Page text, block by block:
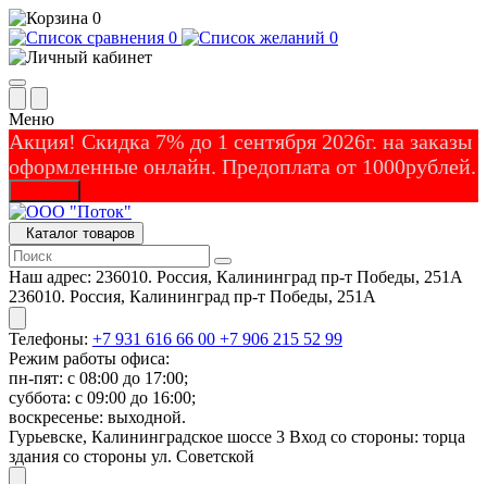
0
0
0
Меню
Акция! Скидка 7% до 1 сентября 2026г. на заказы
оформленные онлайн. Предоплата от 1000рублей.
Каталог товаров
Наш адрес: 236010. Россия, Калининград пр-т Победы, 251А
236010. Россия, Калининград пр-т Победы, 251А
Телефоны: +7 931 616 66 00 +7 906 215 52 99
Режим работы офиса:
пн-пят: с 08:00 до 17:00;
суббота: с 09:00 до 16:00;
воскресенье: выходной.
Гурьевске, Калининградское шоссе 3 Вход со стороны: торца
здания со стороны ул. Советской